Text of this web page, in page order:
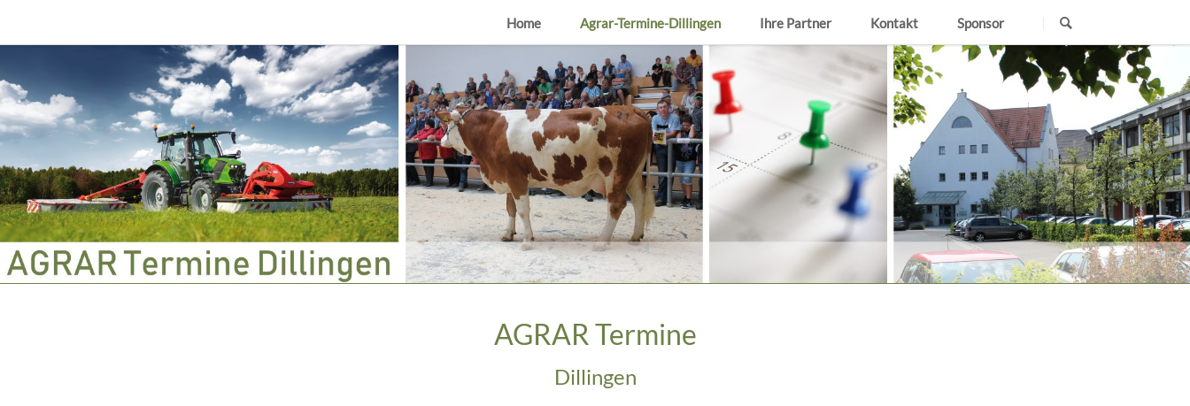
überspringen
Home Agrar-Termine-Dillingen Ihre Partner Kontakt Sponsor
AGRAR Termine
Dillingen